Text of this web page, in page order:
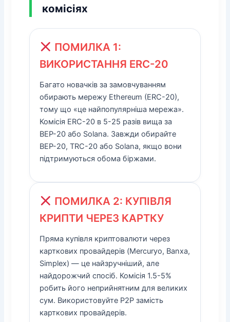
комісіях
ПОМИЛКА 1:
ВИКОРИСТАННЯ ERC-20
Багато новачків за замовчуванням
обирають мережу Ethereum (ERC-20),
тому що «це найпопулярніша мережа».
Комісія ERC-20 в 5-25 разів вища за
BEP-20 або Solana. Завжди обирайте
BEP-20, TRC-20 або Solana, якщо вони
підтримуються обома біржами.
ПОМИЛКА 2: КУПІВЛЯ
КРИПТИ ЧЕРЕЗ КАРТКУ
Пряма купівля криптовалюти через
карткових провайдерів (Mercuryo, Banxa,
Simplex) — це найзручніший, але
найдорожчий спосіб. Комісія 1.5-5%
робить його неприйнятним для великих
сум. Використовуйте P2P замість
карткових провайдерів.